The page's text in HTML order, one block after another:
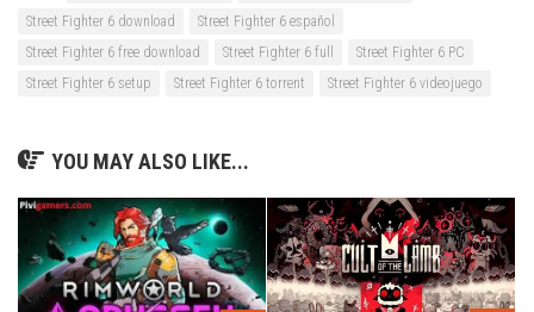
Street Fighter 6 download
Street Fighter 6 español
Street Fighter 6 free download
Street Fighter 6 full
Street Fighter 6 PC
Street Fighter 6 setup
Street Fighter 6 torrent Street Fighter 6 videojuego
YOU MAY ALSO LIKE...